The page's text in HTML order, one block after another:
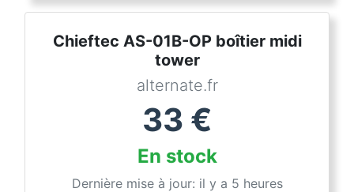
Chieftec AS-01B-OP boîtier midi
tower
alternate.fr
33 €
En stock
Dernière mise à jour: il y a 5 heures